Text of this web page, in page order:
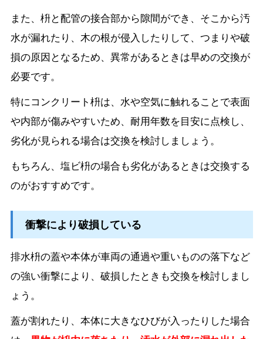
また、枡と配管の接合部から隙間ができ、そこから汚
水が漏れたり、木の根が侵入したりして、つまりや破
損の原因となるため、異常があるときは早めの交換が
必要です。
特にコンクリート枡は、水や空気に触れることで表面
や内部が傷みやすいため、耐用年数を目安に点検し、
劣化が見られる場合は交換を検討しましょう。
もちろん、塩ビ枡の場合も劣化があるときは交換する
のがおすすめです。
衝撃により破損している
排水枡の蓋や本体が車両の通過や重いものの落下など
の強い衝撃により、破損したときも交換を検討しまし
ょう。
蓋が割れたり、本体に大きなひびが入ったりした場合